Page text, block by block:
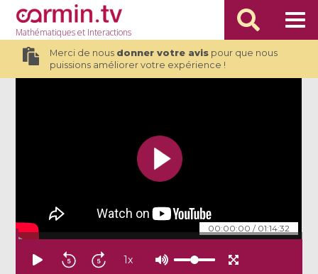
Mathématiqueset Interactions
Merci de nous donner votre avispour que nous
puissions améliorer votre expérience !
00:00:00 / 01:14:32
1x